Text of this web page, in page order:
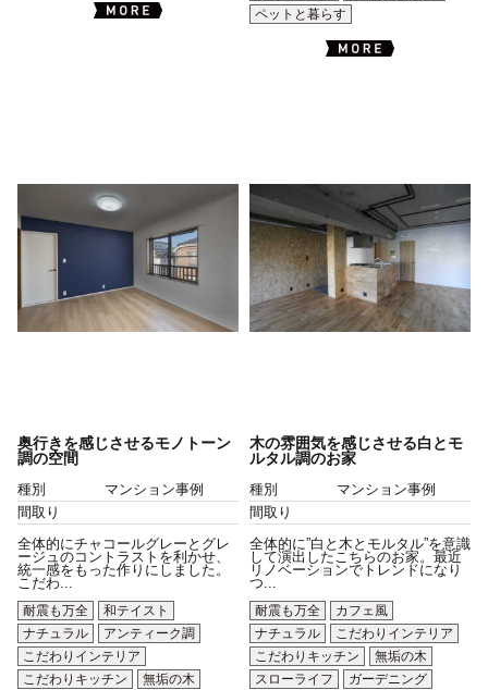
ペットと暮らす
奥行きを感じさせるモノトーン
調の空間
種別
マンション事例
間取り
全体的にチャコールグレーとグレ
ージュのコントラストを利かせ、
統一感をもった作りにしました。
こだわ...
耐震も万全
和テイスト
ナチュラル
アンティーク調
こだわりインテリア
こだわりキッチン
無垢の木
木の雰囲気を感じさせる白とモ
ルタル調のお家
種別
マンション事例
間取り
全体的に”白と木とモルタル”を意識
して演出したこちらのお家。最近
リノベーションでトレンドになり
つ...
耐震も万全
カフェ風
ナチュラル
こだわりインテリア
こだわりキッチン
無垢の木
スローライフ
ガーデニング